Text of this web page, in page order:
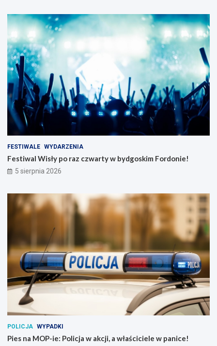
FESTIWALE WYDARZENIA
Festiwal Wisły po raz czwarty w bydgoskim Fordonie!
5 sierpnia 2026
POLICJA WYPADKI
Pies na MOP-ie: Policja w akcji, a właściciele w panice!